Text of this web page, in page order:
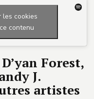
les cookies
contenu
Forest,
J.
artistes